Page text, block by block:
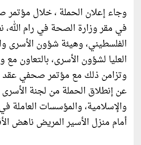
وجاء إعلان الحملة ، خلال
في مقر وزارة الصحة في رام الله،
الفلسطيني، وهيئة شؤون الأسرى
العليا لشؤون الأسرى، بالتعاون مع
وتزامن ذلك مع مؤتمر صحفي عقد
عن إنطلاق الحملة من لجنة الأسرى
والإسلامية، والمؤسسات العاملة
أمام منزل الأسير المريض ناهض